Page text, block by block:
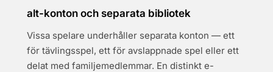
alt-konton och separata bibliotek
Vissa spelare underhåller separata konton — ett
för tävlingsspel, ett för avslappnade spel eller ett
delat med familjemedlemmar. En distinkt e-